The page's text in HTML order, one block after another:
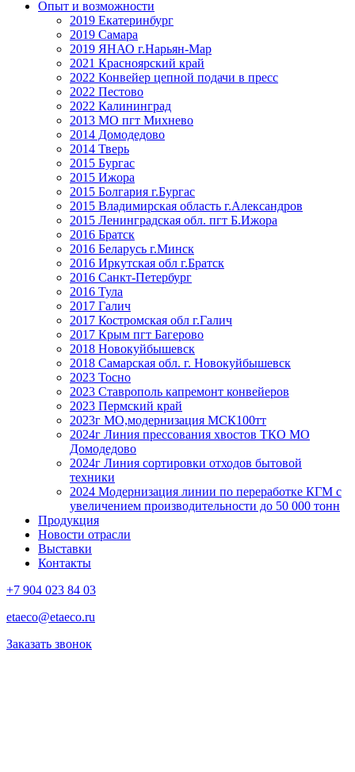
Опыт и возможности
2019 Екатеринбург
2019 Самара
2019 ЯНАО г.Нарьян-Мар
2021 Красноярский край
2022 Конвейер цепной подачи в пресс
2022 Пестово
2022 Калининград
2013 МО пгт Михнево
2014 Домодедово
2014 Тверь
2015 Бургас
2015 Ижора
2015 Болгария г.Бургас
2015 Владимирская область г.Александров
2015 Ленинградская обл. пгт Б.Ижора
2016 Братск
2016 Беларусь г.Минск
2016 Иркутская обл г.Братск
2016 Санкт-Петербург
2016 Тула
2017 Галич
2017 Костромская обл г.Галич
2017 Крым пгт Багерово
2018 Новокуйбышевск
2018 Самарская обл. г. Новокуйбышевск
2023 Тосно
2023 Ставрополь капремонт конвейеров
2023 Пермский край
2023г МО,модернизация МСК100тт
2024г Линия прессования хвостов ТКО МО
Домодедово
2024г Линия сортировки отходов бытовой
техники
2024 Модернизация линии по переработке КГМ с
увеличением производительности до 50 000 тонн
Продукция
Новости отрасли
Выставки
Контакты
+7 904 023 84 03
etaeco@etaeco.ru
Заказать звонок